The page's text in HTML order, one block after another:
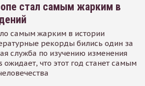
стал самым жарким в
самым жарким в истории
рекорды бились один за
служба по изучению изменения
ожидает, что этот год станет самым